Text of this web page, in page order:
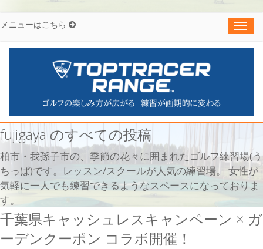
メニューはこちら
fujigaya のすべての投稿
柏市・我孫子市の、季節の花々に囲まれたゴルフ練習場(う
ちっぱ)です。レッスン/スクールが人気の練習場。 女性が
気軽に一人でも練習できるようなスペースになっておりま
す。
千葉県キャッシュレスキャンペーン × ガ
ーデンクーポン コラボ開催！